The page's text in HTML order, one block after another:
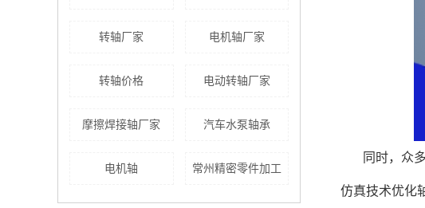
转轴厂家 电机轴厂家
转轴价格 电动转轴厂家
摩擦焊接轴厂家 汽车水泵轴承
电机轴 常州精密零件加工
同时，众
仿真技术优化